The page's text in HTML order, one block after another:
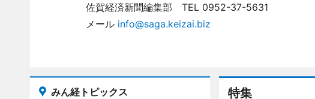
佐賀経済新聞編集部 TEL 0952-37-5631
メール info@saga.keizai.biz
特集
みん経トピックス